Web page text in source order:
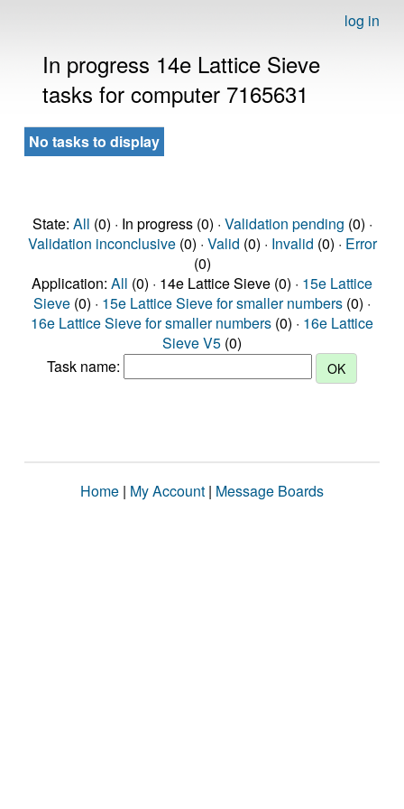
log in
In progress 14e Lattice Sieve
tasks for computer 7165631
No tasks to display
State: All (0) · In progress (0) · Validation pending (0) ·
Validation inconclusive(0) · Valid (0) · Invalid (0) · Error
(0)
Application: All (0) · 14e Lattice Sieve (0) · 15e Lattice
Sieve (0) · 15e Lattice Sieve for smaller numbers (0) ·
16e Lattice Sieve for smaller numbers (0) · 16e Lattice
Sieve V5 (0)
Task name:
Home | My Account | Message Boards